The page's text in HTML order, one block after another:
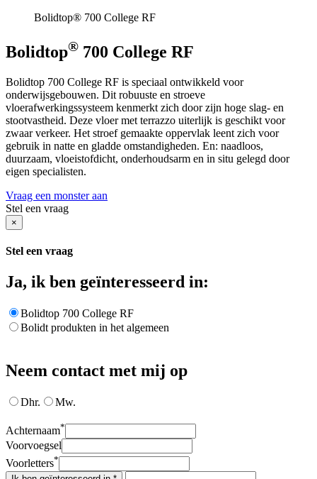
Bolidtop® 700 College RF
Bolidtop® 700 College RF
Bolidtop 700 College RF is speciaal ontwikkeld voor
onderwijsgebouwen. Dit robuuste en stroeve
vloerafwerkingssysteem kenmerkt zich door zijn hoge slag- en
stootvastheid. Deze vloer met terrazzo uiterlijk is geschikt voor
zwaar verkeer. Het stroef gemaakte oppervlak leent zich voor
gebruik in natte en gladde omstandigheden. En: naadloos,
duurzaam, vloeistofdicht, onderhoudsarm en in situ gelegd door
eigen specialisten.
Vraag een monster aan
Stel een vraag
×
Stel een vraag
Ja, ik ben geïnteresseerd in:
Bolidtop 700 College RF
Bolidt produkten in het algemeen
Neem contact met mij op
Dhr. Mw.
Achternaam*
Voorvoegsel
Voorletters*